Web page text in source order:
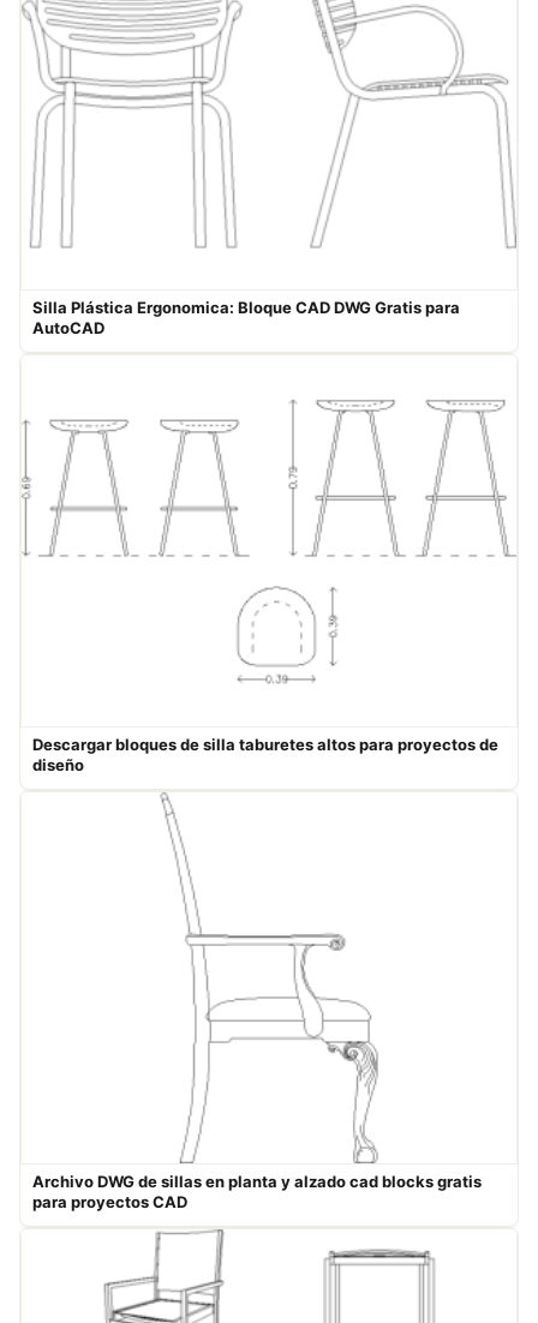
Silla Plástica Ergonomica: Bloque CAD DWG Gratis para
AutoCAD
Descargar bloques de silla taburetes altos para proyectos de
diseño
Archivo DWG de sillas en planta y alzado cad blocks gratis
para proyectos CAD